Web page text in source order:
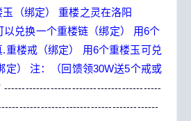
（绑定）
重楼之灵在洛阳
兑换一个重楼链（绑定）
用6个
楼戒（绑定）
用6个重楼玉可兑
）
注：（回馈领30W送5个戒或
--------------------------------------------